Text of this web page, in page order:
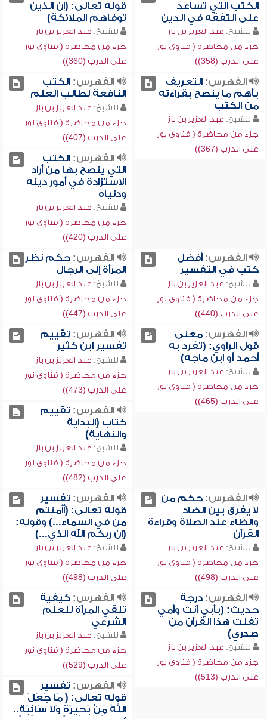
الكتب التي تساعد
على التفقه في الدين
للشيخ: عبد العزيز بن باز
جزء من محاضرة ( فتاوى نور
على الدرب (358))
قوله تعالى: (إن الذين
توفاهم الملائكة)
للشيخ: عبد العزيز بن باز
جزء من محاضرة ( فتاوى نور
على الدرب (360))
الفهرس:التعريف
بأهم ما ينصح بقراءته
من الكتب
للشيخ: عبد العزيز بن باز
جزء من محاضرة ( فتاوى نور
على الدرب (367))
الفهرس:الكتب
النافعة لطالب العلم
للشيخ: عبد العزيز بن باز
جزء من محاضرة ( فتاوى نور
على الدرب (407))
الفهرس:الكتب
التي ينصح بها من أراد
الاستزادة في أمور دينه
ودنياه
للشيخ: عبد العزيز بن باز
جزء من محاضرة ( فتاوى نور
على الدرب (420))
الفهرس:أفضل
كتب في التفسير
للشيخ: عبد العزيز بن باز
جزء من محاضرة ( فتاوى نور
على الدرب (440))
الفهرس:حكم نظر
المرأة إلى الرجال
للشيخ: عبد العزيز بن باز
جزء من محاضرة ( فتاوى نور
على الدرب (447))
الفهرس:معنى
قول الراوي: (تفرد به
أحمد أو ابن ماجه)
للشيخ: عبد العزيز بن باز
جزء من محاضرة ( فتاوى نور
على الدرب (465))
الفهرس: تقييم
تفسير ابن كثير
للشيخ: عبد العزيز بن باز
جزء من محاضرة ( فتاوى نور
على الدرب (473))
الفهرس: تقييم
كتاب (البداية
والنهاية)
للشيخ: عبد العزيز بن باز
جزء من محاضرة ( فتاوى نور
على الدرب (482))
الفهرس:حكم من
لا يفرق بين الضاد
والظاء عند الصلاة وقراءة
القرآن
للشيخ: عبد العزيز بن باز
جزء من محاضرة ( فتاوى نور
على الدرب (498))
الفهرس: تفسير
قوله تعالى: (أأمنتم
من في السماء...) وقوله:
(إن ربكم الله الذي...)
للشيخ: عبد العزيز بن باز
جزء من محاضرة ( فتاوى نور
على الدرب (498))
الفهرس:درجة
حديث: (بأبي أنت وأمي
تفلت هذا القرآن من
صدري)
للشيخ: عبد العزيز بن باز
جزء من محاضرة ( فتاوى نور
على الدرب (513))
الفهرس:كيفية
تلقي المرأة للعلم
الشرعي
للشيخ: عبد العزيز بن باز
جزء من محاضرة ( فتاوى نور
على الدرب (529))
الفهرس: تفسير
قوله تعالى: ( مَا جَعَلَ
اللَّهُ مِنْ بَحِيرَةٍ وَلا سَائِبَةٍ..